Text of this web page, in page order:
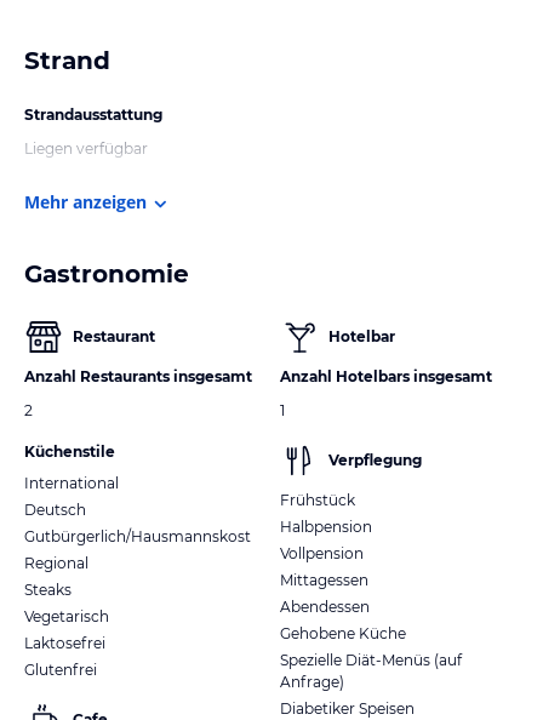
Strand
Strandausstattung
Liegen verfügbar
Mehr anzeigen
Gastronomie
Restaurant
Anzahl Restaurants insgesamt
2
Küchenstile
International
Deutsch
Gutbürgerlich/Hausmannskost
Regional
Steaks
Vegetarisch
Laktosefrei
Glutenfrei
Hotelbar
Anzahl Hotelbars insgesamt
1
Verpflegung
Frühstück
Halbpension
Vollpension
Mittagessen
Abendessen
Gehobene Küche
Spezielle Diät-Menüs (auf
Anfrage)
Diabetiker Speisen